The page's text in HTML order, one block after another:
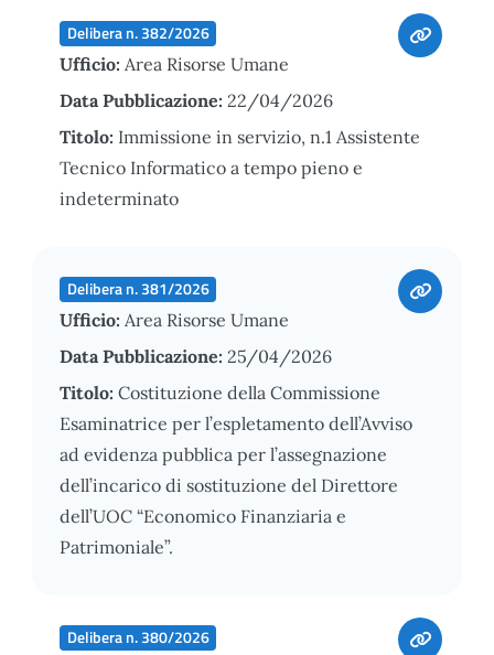
Delibera n. 382/2026
Ufficio: Area Risorse Umane
Data Pubblicazione: 22/04/2026
Titolo: Immissione in servizio, n.1 Assistente
Tecnico Informatico a tempo pieno e
indeterminato
Delibera n. 381/2026
Ufficio: Area Risorse Umane
Data Pubblicazione: 25/04/2026
Titolo: Costituzione della Commissione
Esaminatrice per l’espletamento dell’Avviso
ad evidenza pubblica per l’assegnazione
dell’incarico di sostituzione del Direttore
dell’UOC “Economico Finanziaria e
Patrimoniale”.
Delibera n. 380/2026